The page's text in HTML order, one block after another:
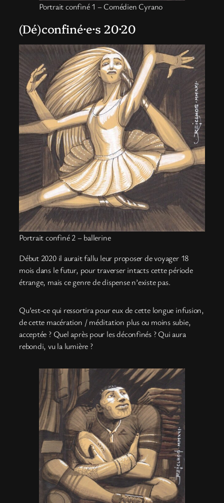
Portrait confiné 1 – Comédien Cyrano
(Dé)confiné·e·s 20·20
Portrait confiné 2 – ballerine
Début 2020 il aurait fallu leur proposer de voyager 18
mois dans le futur, pour traverser intacts cette période
étrange, mais ce genre de dispense n’existe pas.
Qu’est-ce qui ressortira pour eux de cette longue infusion,
de cette macération / méditation plus ou moins subie,
acceptée ? Quel après pour les déconfinés ? Qui aura
rebondi, vu la lumière ?